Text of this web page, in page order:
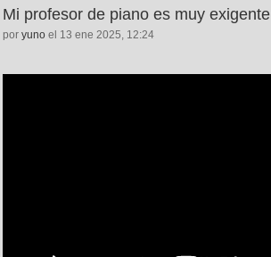
Mi profesor de piano es muy exigente
por yuno el 13 ene 2025, 12:24